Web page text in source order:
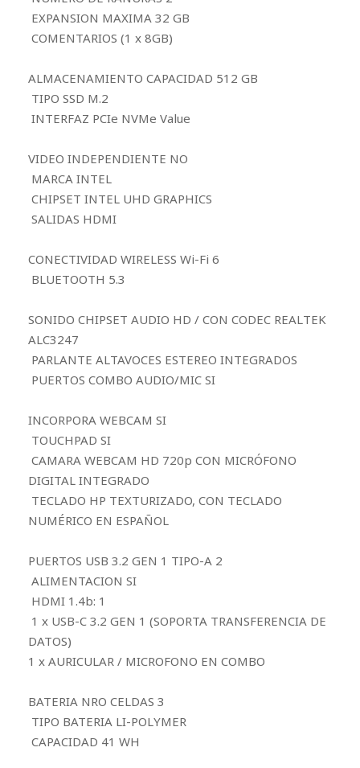
EXPANSION MAXIMA 32 GB
COMENTARIOS (1 x 8GB)
ALMACENAMIENTO CAPACIDAD 512 GB
TIPO SSD M.2
INTERFAZ PCIe NVMe Value
VIDEO INDEPENDIENTE NO
MARCA INTEL
CHIPSET INTEL UHD GRAPHICS
SALIDAS HDMI
CONECTIVIDAD WIRELESS Wi-Fi 6
BLUETOOTH 5.3
SONIDO CHIPSET AUDIO HD / CON CODEC REALTEK
ALC3247
PARLANTE ALTAVOCES ESTEREO INTEGRADOS
PUERTOS COMBO AUDIO/MIC SI
INCORPORA WEBCAM SI
TOUCHPAD SI
CAMARA WEBCAM HD 720p CON MICRÓFONO
DIGITAL INTEGRADO
TECLADO HP TEXTURIZADO, CON TECLADO
NUMÉRICO EN ESPAÑOL
PUERTOS USB 3.2 GEN 1 TIPO-A 2
ALIMENTACION SI
HDMI 1.4b: 1
1 x USB-C 3.2 GEN 1 (SOPORTA TRANSFERENCIA DE
DATOS)
1 x AURICULAR / MICROFONO EN COMBO
BATERIA NRO CELDAS 3
TIPO BATERIA LI-POLYMER
CAPACIDAD 41 WH